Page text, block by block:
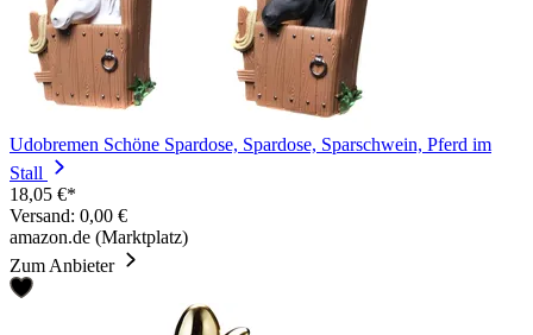
Udobremen Schöne Spardose, Spardose, Sparschwein, Pferd im
Stall
18,05 €*
Versand: 0,00 €
amazon.de (Marktplatz)
Zum Anbieter